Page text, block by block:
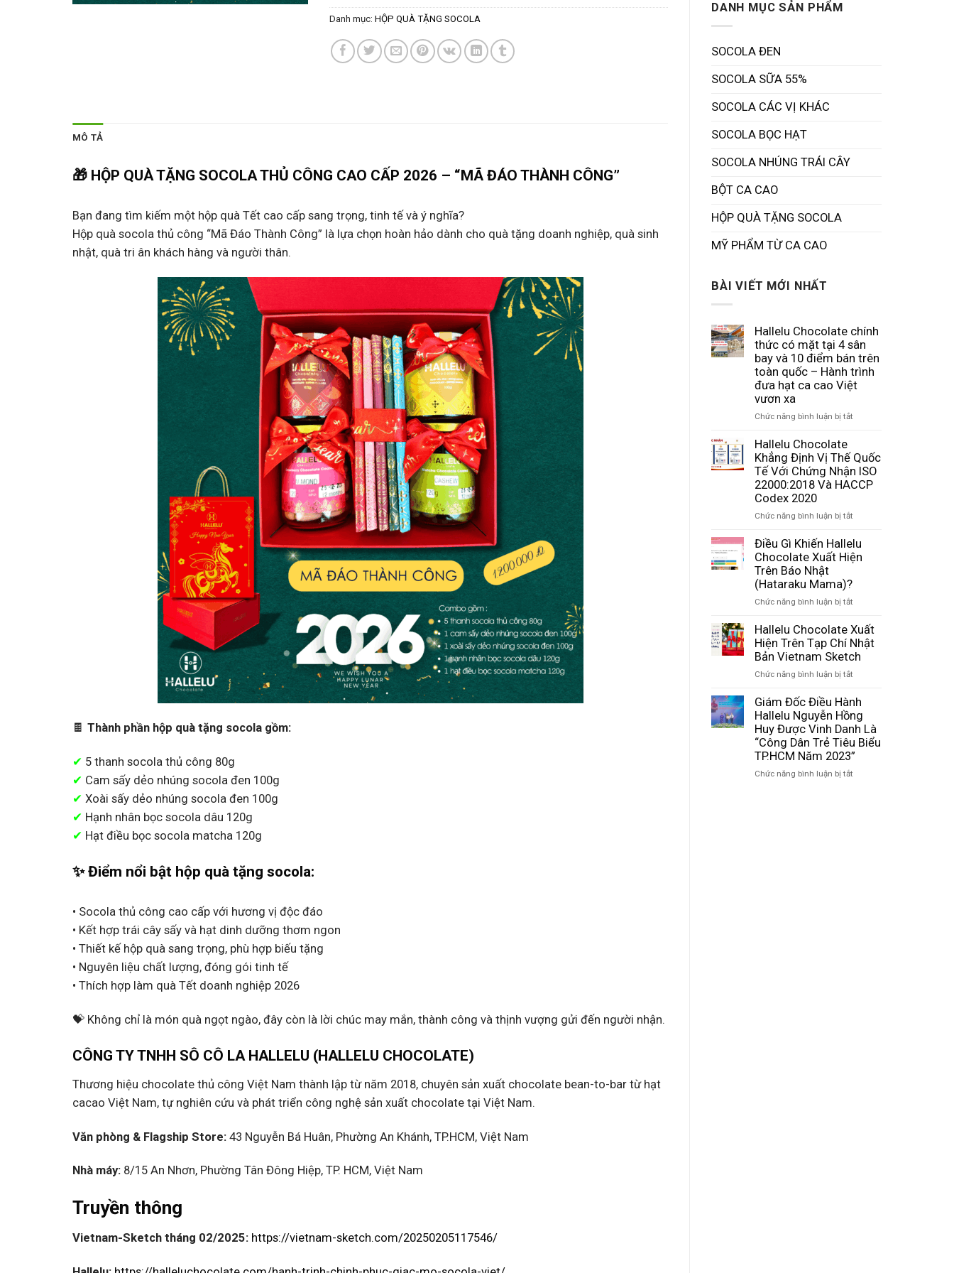
DANH MỤC SẢN PHẨM
SOCOLA ĐEN
SOCOLA SỮA 55%
SOCOLA CÁC VỊ KHÁC
SOCOLA BỌC HẠT
SOCOLA NHÚNG TRÁI CÂY
BỘT CA CAO
HỘP QUÀ TẶNG SOCOLA
MỸ PHẨM TỪ CA CAO
BÀI VIẾT MỚI NHẤT
Hallelu Chocolate chính
thức có mặt tại 4 sân
bay và 10 điểm bán trên
toàn quốc – Hành trình
đưa hạt ca cao Việt
vươn xa
Chức năng bình luận bị tắt
chính
thức
có
mặt
bay
và
quốc
–
Hành
hạt
ca
cao
Việt
vươn
Hallelu Chocolate
Khẳng Định Vị Thế Quốc
Tế Với Chứng Nhận ISO
22000:2018 Và HACCP
Codex 2020
Chức năng bình luận bị tắt
Chocolate
Khẳng
Định
Với
Chứng
Nhận
HACCP
Codex
2020
Điều Gì Khiến Hallelu
Chocolate Xuất Hiện
Trên Báo Nhật
(Hataraku Mama)?
Chức năng bình luận bị tắt
Gì
Khiến
Hallelu
Trên
Báo
Nhật
(Hataraku
Mama)?
Hallelu Chocolate Xuất
Hiện Trên Tạp Chí Nhật
Bản Vietnam Sketch
Chức năng bình luận bị tắt
Chocolate
Xuất
Hiện
Trên
Tạp
Giám Đốc Điều Hành
Hallelu Nguyễn Hồng
Huy Được Vinh Danh Là
“Công Dân Trẻ Tiêu Biểu
TP.HCM Năm 2023”
Chức năng bình luận bị tắt
Danh mục:HỘP QUÀ TẶNG SOCOLA
MÔ TẢ
🎁 HỘP QUÀ TẶNG SOCOLA THỦ CÔNG CAO CẤP 2026 – “MÃ ĐÁO THÀNH CÔNG”
Bạn đang tìm kiếm một hộp quà Tết cao cấp sang trọng, tinh tế và ý nghĩa?
Hộp quà socola thủ công “Mã Đáo Thành Công” là lựa chọn hoàn hảo dành cho quà tặng doanh nghiệp, quà sinh
nhật, quà tri ân khách hàng và người thân.
🍫 Thành phần hộp quà tặng socola gồm:
✔ 5 thanh socola thủ công 80g
✔ Cam sấy dẻo nhúng socola đen 100g
✔ Xoài sấy dẻo nhúng socola đen 100g
✔ Hạnh nhân bọc socola dâu 120g
✔ Hạt điều bọc socola matcha 120g
✨Điểm nổi bật hộp quà tặng socola:
• Socola thủ công cao cấp với hương vị độc đáo
• Kết hợp trái cây sấy và hạt dinh dưỡng thơm ngon
• Thiết kế hộp quà sang trọng, phù hợp biếu tặng
• Nguyên liệu chất lượng, đóng gói tinh tế
• Thích hợp làm quà Tết doanh nghiệp 2026
💝 Không chỉ là món quà ngọt ngào, đây còn là lời chúc may mắn, thành công và thịnh vượng gửi đến người nhận.
CÔNG TY TNHH SÔ CÔ LA HALLELU (HALLELU CHOCOLATE)
Thương hiệu chocolate thủ công Việt Nam thành lập từ năm 2018, chuyên sản xuất chocolate bean-to-bar từ hạt
cacao Việt Nam, tự nghiên cứu và phát triển công nghệ sản xuất chocolate tại Việt Nam.
Văn phòng & Flagship Store: 43 Nguyễn Bá Huân, Phường An Khánh, TP.HCM, Việt Nam
Nhà máy: 8/15 An Nhơn, Phường Tân Đông Hiệp, TP. HCM, Việt Nam
Truyền thông
Vietnam-Sketch tháng 02/2025: https://vietnam-sketch.com/20250205117546/